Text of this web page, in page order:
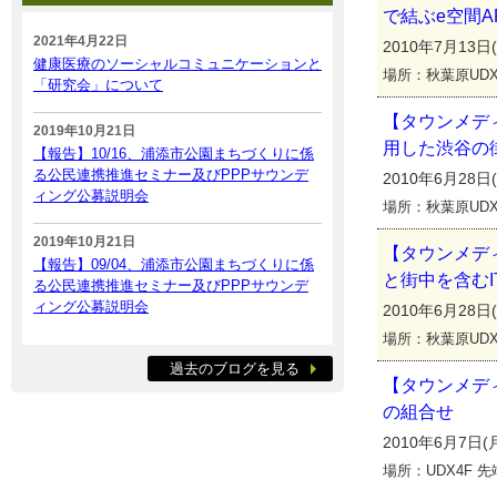
で結ぶe空間
2010年7月13
場所：秋葉原
【タウンメ
用した渋谷の
2010年6月28
場所：秋葉原
【タウンメ
と街中を含む
2010年6月28
場所：秋葉原
【タウンメ
の組合せ
2010年6月7日
場所：UDX4F
2021年4月22日
健康医療のソーシャルコミュニケーションと
「研究会」について
2019年10月21日
【報告】10/16、浦添市公園まちづくりに係
る公民連携推進セミナー及びPPPサウンデ
ィング公募説明会
2019年10月21日
【報告】09/04、浦添市公園まちづくりに係
る公民連携推進セミナー及びPPPサウンデ
ィング公募説明会
過去のブログを見る